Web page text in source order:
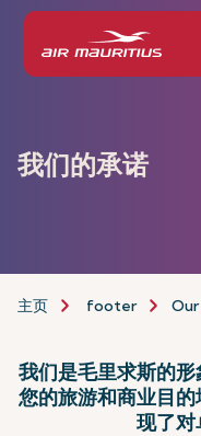
我们的承诺
主页 footer
我们是毛里求斯的
您的旅游和商业目
现了对